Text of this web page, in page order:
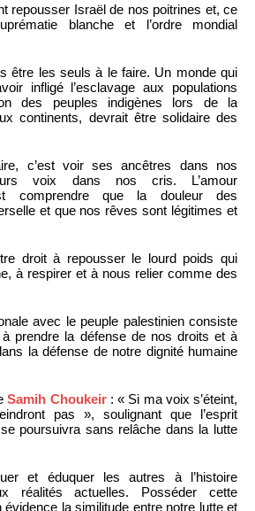
repousser Israël de nos poitrines et, ce
blanche et l’ordre mondial
être les seuls à le faire. Un monde qui
infligé l’esclavage aux populations
des peuples indigènes lors de la
continents, devrait être solidaire des
c’est voir ses ancêtres dans nos
voix dans nos cris. L’amour
comprendre que la douleur des
et que nos rêves sont légitimes et
droit à repousser le lourd poids qui
à respirer et à nous relier comme des
avec le peuple palestinien consiste
prendre la défense de nos droits et à
la défense de notre dignité humaine
Samih Choukeir: « Si ma voix s’éteint,
pas », soulignant que l’esprit
poursuivra sans relâche dans la lutte
et éduquer les autres à l’histoire
réalités actuelles. Posséder cette
la similitude entre notre lutte et